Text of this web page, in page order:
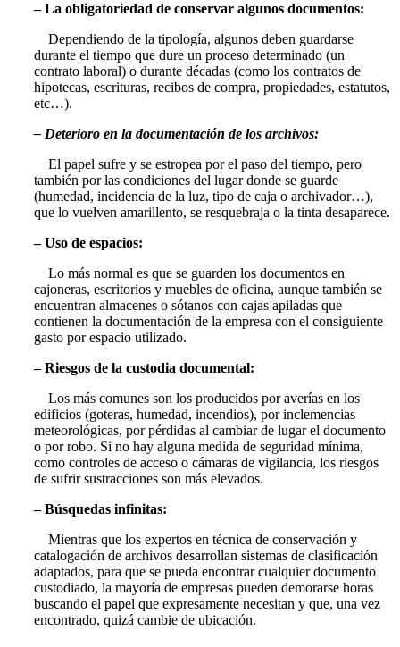
– La obligatoriedad de conservar algunos documentos:
Dependiendo de la tipología, algunos deben guardarse
durante el tiempo que dure un proceso determinado (un
contrato laboral) o durante décadas (como los contratos de
hipotecas, escrituras, recibos de compra, propiedades, estatutos,
etc…).
– Deterioro en la documentación de los archivos:
El papel sufre y se estropea por el paso del tiempo, pero
también por las condiciones del lugar donde se guarde
(humedad, incidencia de la luz, tipo de caja o archivador…),
que lo vuelven amarillento, se resquebraja o la tinta desaparece.
– Uso de espacios:
Lo más normal es que se guarden los documentos en
cajoneras, escritorios y muebles de oficina, aunque también se
encuentran almacenes o sótanos con cajas apiladas que
contienen la documentación de la empresa con el consiguiente
gasto por espacio utilizado.
– Riesgos de la custodia documental:
Los más comunes son los producidos por averías en los
edificios (goteras, humedad, incendios), por inclemencias
meteorológicas, por pérdidas al cambiar de lugar el documento
o por robo. Si no hay alguna medida de seguridad mínima,
como controles de acceso o cámaras de vigilancia, los riesgos
de sufrir sustracciones son más elevados.
– Búsquedas infinitas:
Mientras que los expertos en técnica de conservación y
catalogación de archivos desarrollan sistemas de clasificación
adaptados, para que se pueda encontrar cualquier documento
custodiado, la mayoría de empresas pueden demorarse horas
buscando el papel que expresamente necesitan y que, una vez
encontrado, quizá cambie de ubicación.